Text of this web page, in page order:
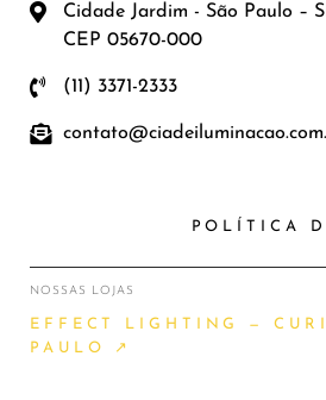
Cidade Jardim - São Paulo –
CEP 05670-000
(11) 3371-2333
POLÍTICA
NOSSAS LOJAS
EFFECT LIGHTING —
PAULO ↗